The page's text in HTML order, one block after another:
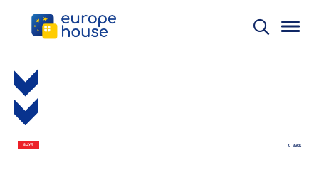
8 ЈУЛ BACK